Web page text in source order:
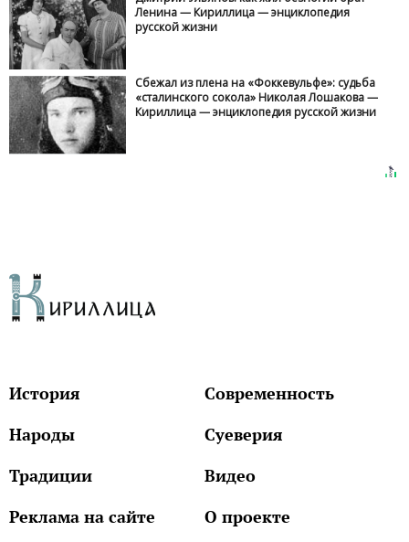
Ленина — Кириллица — энциклопедия
русской жизни
Сбежал из плена на «Фоккевульфе»: судьба
«сталинского сокола» Николая Лошакова —
Кириллица — энциклопедия русской жизни
История
Современность
Народы
Суеверия
Традиции
Видео
Реклама на сайте
О проекте